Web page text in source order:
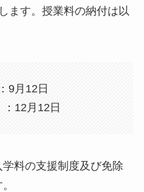
ます。授業料の納付は以
9月12日
12月12日
料の支援制度及び免除